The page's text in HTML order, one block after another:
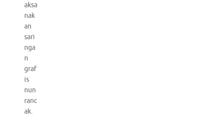
aksa
nak
an
sari
nga
n
graf
is
nun
ranc
ak.